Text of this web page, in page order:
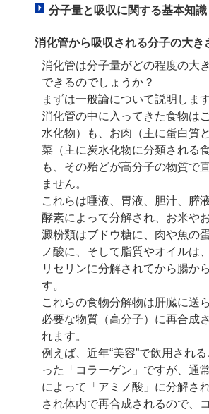
分子量と吸収に関する基本知識
消化管から吸収される分子の大き
消化管は分子量がどの程度の大
できるのでしょうか？
まずは一般論について説明します
消化管の中に入ってきた食物は
水化物）も、お肉（主に蛋白質
菜（主に炭水化物に分類される
も、その殆どが高分子の物質で
ません。
これらは唾液、胃液、胆汁、膵
酵素によって分解され、 お米や
澱粉類はブドウ糖に、肉や魚の
ノ酸に、 そして脂質やオイルは
リセリンに分解されてから腸か
す。
これらの食物分解物は肝臓に送
必要な物質（高分子）に再合成
れます。
例えば、近年“美容”で飲用され
った「コラーゲン」ですが、 通
によって「アミノ酸」に分解さ
され体内で再合成されるので、